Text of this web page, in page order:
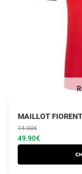
MAILLOT
74.90€
Le
prix
initial
était :
49.90€
Le
prix
actuel
est :
Ce
produit
a